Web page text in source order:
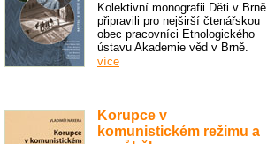
Kolektivní monografii Děti v Brně
připravili pro nejširší čtenářskou
obec pracovníci Etnologického
ústavu Akademie věd v Brně.
více
Korupce v
komunistickém režimu a